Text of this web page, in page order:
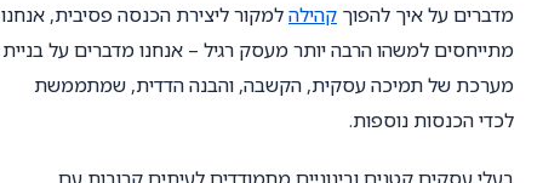
מדברים על איך להפוך קהילהלמקור ליצירת הכנסה פסיבית, אנחנו
מתייחסים למשהו הרבה יותר מעסק רגיל – אנחנו מדברים על בניית
מערכת של תמיכה עסקית, הקשבה, והבנה הדדית, שמתממשת
לכדי הכנסות נוספות.